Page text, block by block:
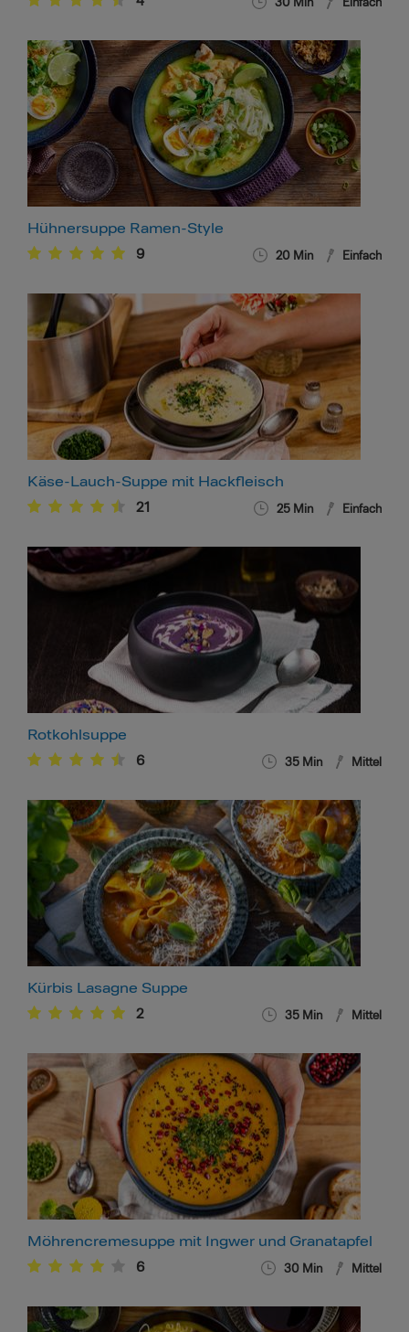
30 Min Einfach
Hühnersuppe Ramen-Style
9 20 Min Einfach
Käse-Lauch-Suppe mit Hackfleisch
21 25 Min Einfach
Rotkohlsuppe
6 35 Min Mittel
Kürbis Lasagne Suppe
2 35 Min Mittel
Möhrencremesuppe mit Ingwer und Granatapfel
6 30 Min Mittel